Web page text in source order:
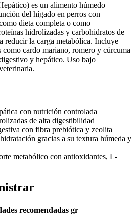
es un alimento húmedo
del hígado en perros con
dieta completa o como
hidrolizadas y carbohidratos de
reducir la carga metabólica. Incluye
como cardo mariano, romero y cúrcuma
y hepático. Uso bajo
con nutrición controlada
de alta digestibilidad
con fibra prebiótica y zeolita
gracias a su textura húmeda y
metabólico con antioxidantes, L-
recomendadas gr